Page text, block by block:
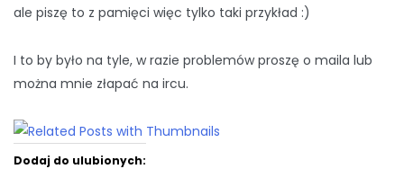
ale piszę to z pamięci więc tylko taki przykład :)
I to by było na tyle, w razie problemów proszę o maila lub
można mnie złapać na ircu.
Dodaj do ulubionych: